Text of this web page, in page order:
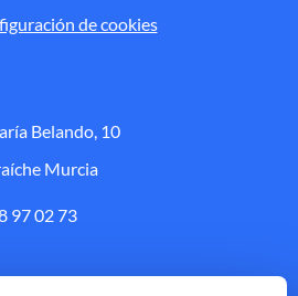
de cookies
Belando, 10
Murcia
97 02 73